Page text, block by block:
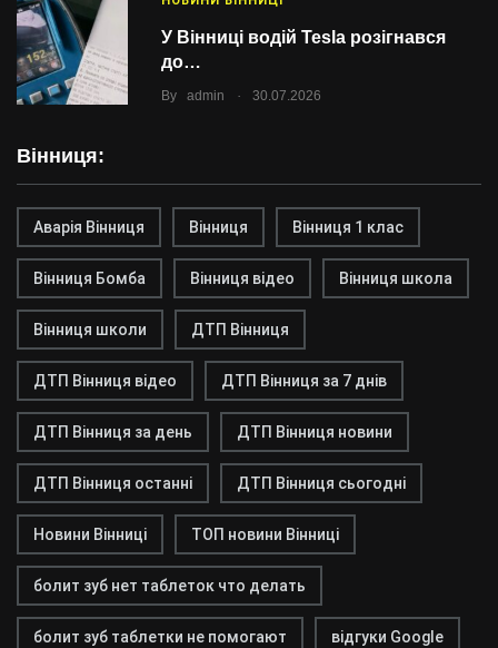
У Вінниці водій Tesla розігнався
до…
By admin . 30.07.2026
Вінниця:
Аварія Вінниця Вінниця Вінниця 1 клас
Вінниця Бомба Вінниця відео Вінниця школа
Вінниця школи ДТП Вінниця
ДТП Вінниця відео ДТП Вінниця за 7 днів
ДТП Вінниця за день ДТП Вінниця новини
ДТП Вінниця останні ДТП Вінниця сьогодні
Новини Вінниці ТОП новини Вінниці
болит зуб нет таблеток что делать
болит зуб таблетки не помогают відгуки Google